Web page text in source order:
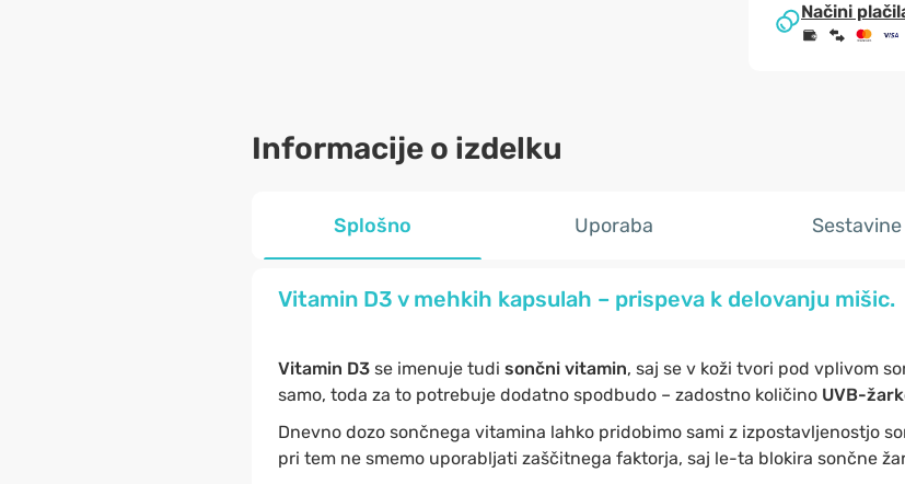
Načini
Informacije o izdelku
Splošno Uporaba Sestavine
Vitamin D3 v mehkih kapsulah – prispeva k delovanju mišic.
Vitamin D3se imenuje tudi sončni vitamin, saj se v koži tvori pod vplivom
samo, toda za to potrebuje dodatno spodbudo – zadostno količino UVB-
Dnevno dozo sončnega vitamina lahko pridobimo sami z izpostavljenostjo
pri tem ne smemo uporabljati zaščitnega faktorja, saj le-ta blokira sončne